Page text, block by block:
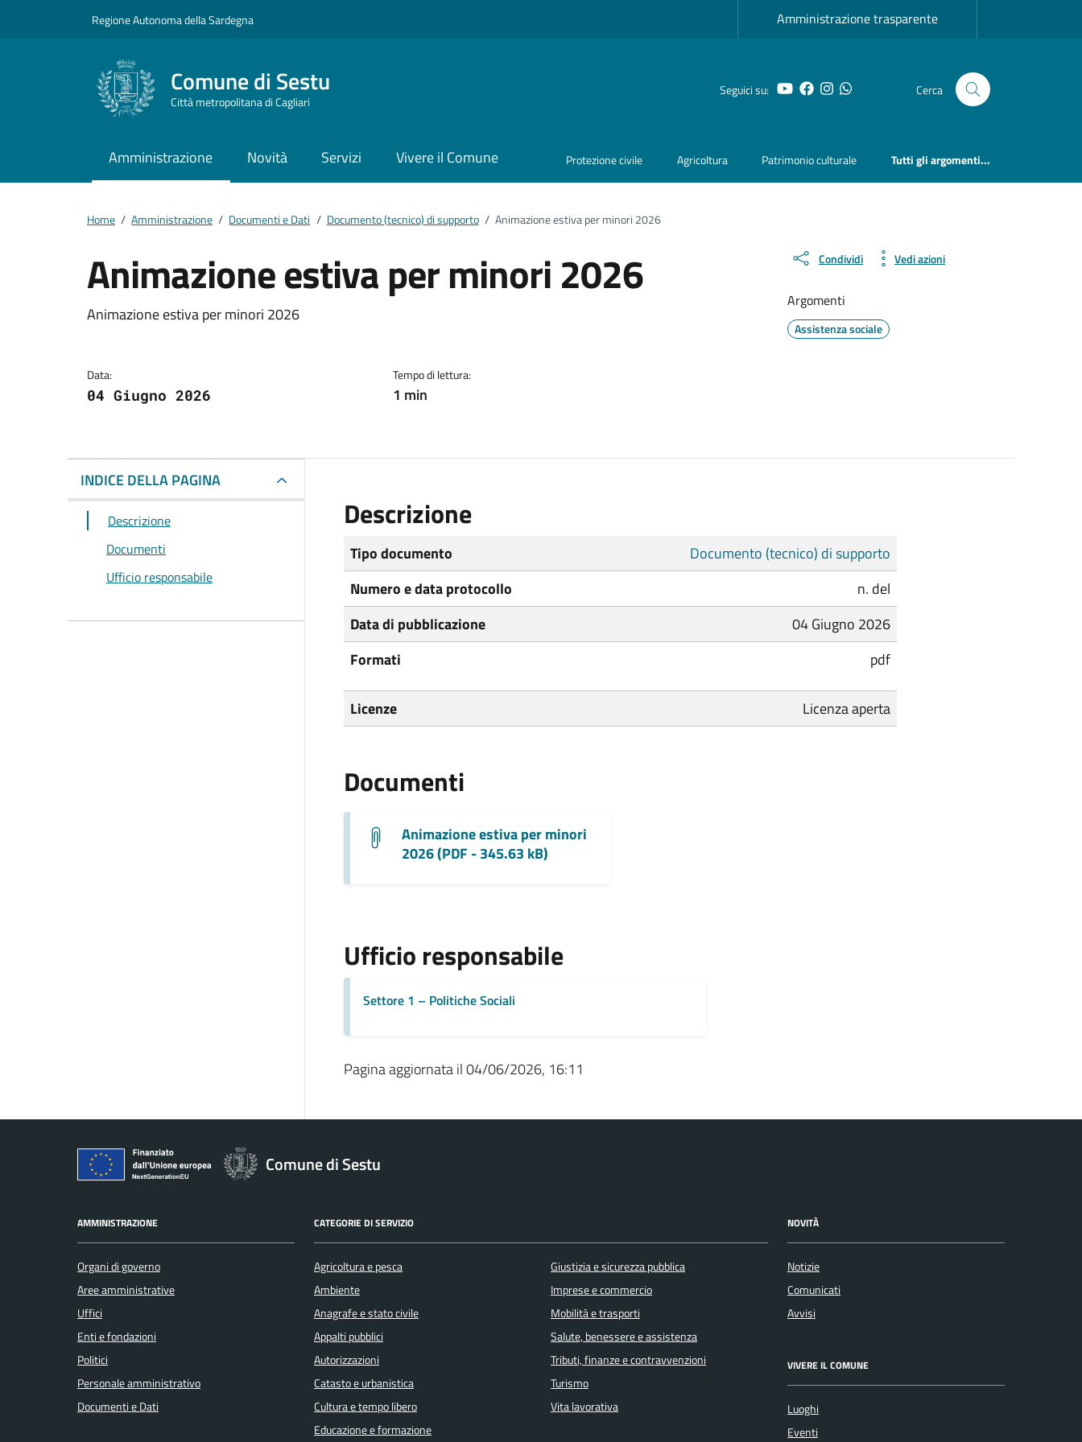
Regione Autonoma della Sardegna Amministrazione trasparente
Comune di Sestu
Città metropolitana di Cagliari
Seguici su: YouTube
Facebook
Instagram
Whatsapp Cerca
Amministrazione Novità Servizi Vivere il Comune Protezione civile Agricoltura Patrimonio culturale Tutti gli argomenti...
Home / Amministrazione / Documenti e Dati / Documento (tecnico) di supporto / Animazione estiva per minori 2026
Animazione estiva per minori 2026
Dettagli del documento
Animazione estiva per minori 2026
Data:
04 Giugno 2026
Tempo di lettura:
1 min
Condividi Vedi azioni
Argomenti
Assistenza sociale
INDICE DELLA PAGINA
Descrizione
Documenti
Ufficio responsabile
Descrizione
Tipo documento
Documento (tecnico) di supporto
Numero e data protocollo
n. del
Data di pubblicazione
04 Giugno 2026
Formati
pdf
Licenze Licenza aperta
Documenti
Animazione estiva per minori
2026 (PDF - 345.63 kB)
Ufficio responsabile
Settore 1 – Politiche Sociali
Pagina aggiornata il 04/06/2026, 16:11
Comune di Sestu
AMMINISTRAZIONE
Organi di governo
Aree amministrative
Uffici
Enti e fondazioni
Politici
Personale amministrativo
Documenti e Dati
CATEGORIE DI SERVIZIO
Agricoltura e pesca
Ambiente
Anagrafe e stato civile
Appalti pubblici
Autorizzazioni
Catasto e urbanistica
Cultura e tempo libero
Educazione e formazione
Giustizia e sicurezza pubblica
Imprese e commercio
Mobilità e trasporti
Salute, benessere e assistenza
Tributi, finanze e contravvenzioni
Turismo
Vita lavorativa
NOVITÀ
Notizie
Comunicati
Avvisi
VIVERE IL COMUNE
Luoghi
Eventi